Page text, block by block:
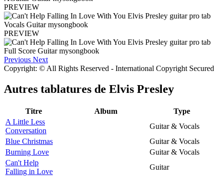
PREVIEW
PREVIEW
Previous Next
Copyright: © All Rights Reserved - International Copyright Secured
Autres tablatures de Elvis Presley
Titre Album
Type
A Little Less
Conversation
Guitar & Vocals
Blue Christmas
Guitar & Vocals
Burning Love
Guitar & Vocals
Can't Help
Falling in Love
Guitar